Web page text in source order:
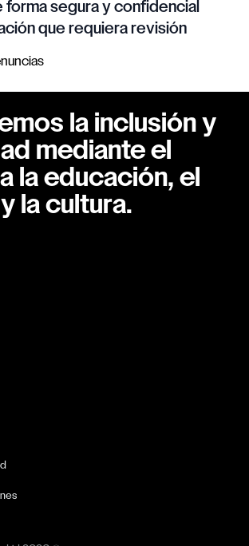
forma segura y confidencial
que requiera revisión
la inclusión y
mediante el
la educación, el
la cultura.